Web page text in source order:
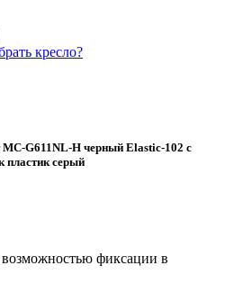
кресло?
G611NL-H черный Elastic-102 с
пластик серый
фиксации в